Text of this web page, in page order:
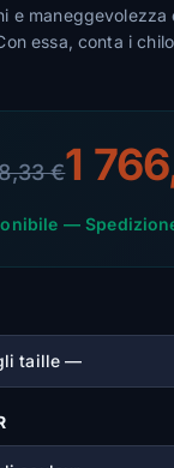
e
essa, conta i
€1
—